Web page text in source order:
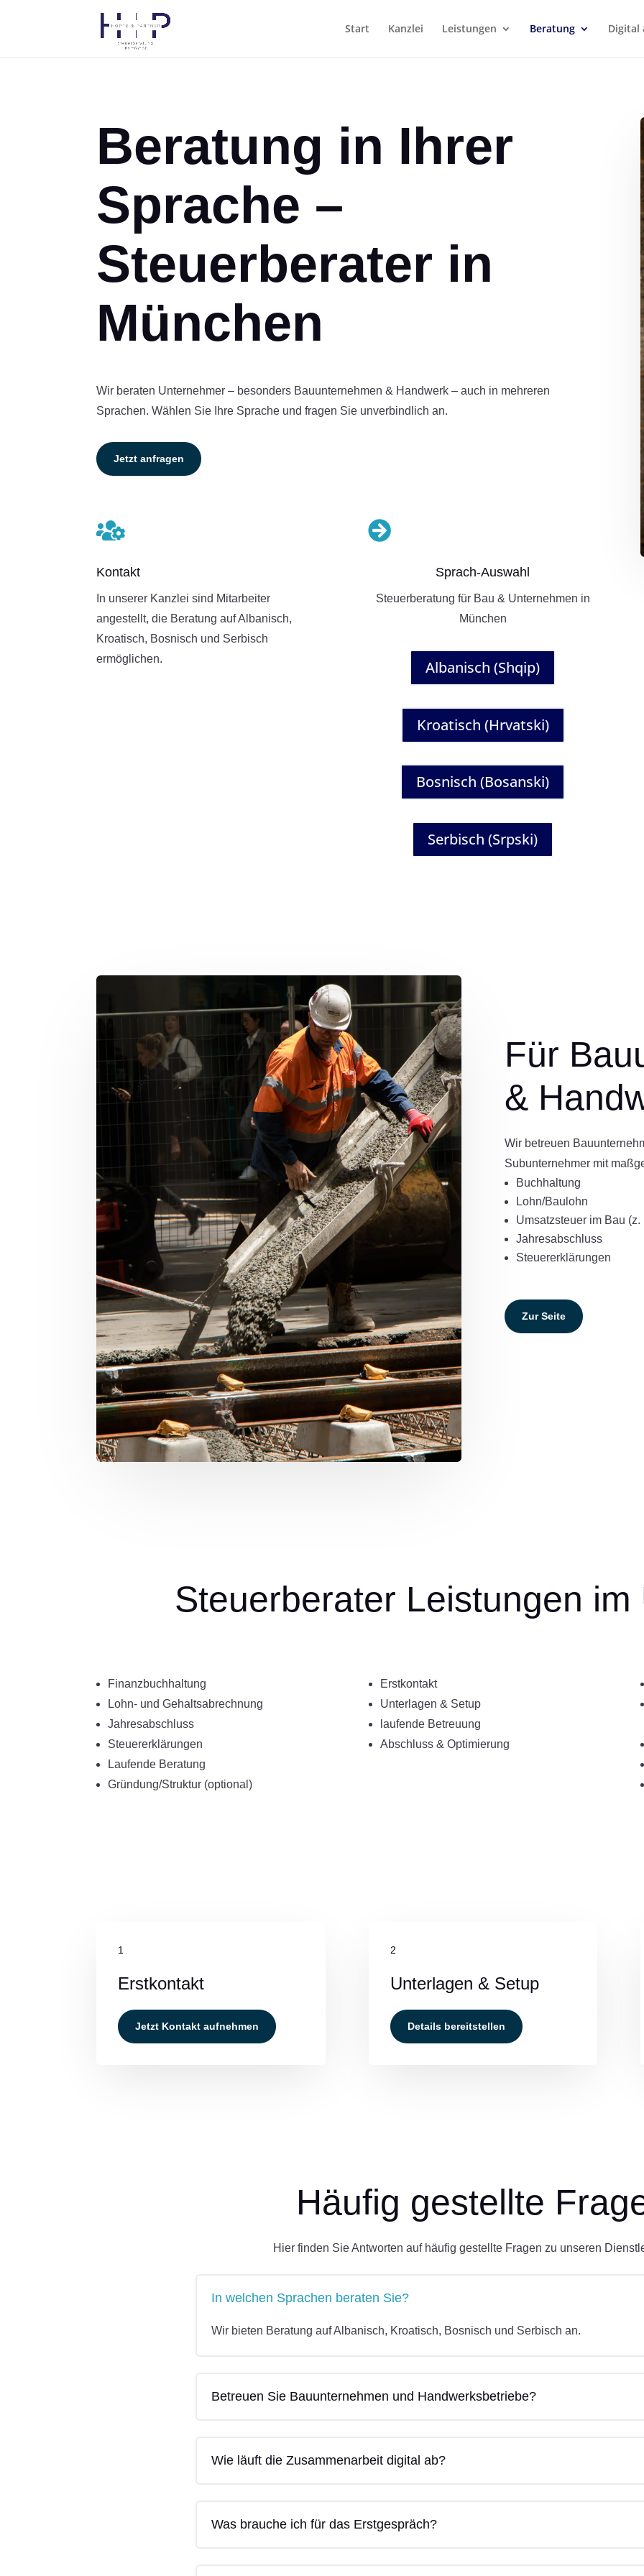
Start Kanzlei Leistungen Beratung Digital
Beratung in Ihrer
Sprache –
Steuerberater in
München
Wir beraten Unternehmer – besonders Bauunternehmen & Handwerk – auch in mehreren
Sprachen. Wählen Sie Ihre Sprache und fragen Sie unverbindlich an.
Jetzt anfragen

Kontakt
In unserer Kanzlei sind Mitarbeiter
angestellt, die Beratung auf Albanisch,
Kroatisch, Bosnisch und Serbisch
ermöglichen.

Sprach-Auswahl
Steuerberatung für Bau & Unternehmen in
München
Albanisch (Shqip)
Kroatisch (Hrvatski)
Bosnisch (Bosanski)
Serbisch (Srpski)
Für
&
Wir betreuen
Subunternehmer mit
Buchhaltung
Lohn/Baulohn
Umsatzsteuer im Bau
Jahresabschluss
Steuererklärungen
Zur Seite
Steuerberater Leistungen im
Finanzbuchhaltung
Lohn- und Gehaltsabrechnung
Jahresabschluss
Steuererklärungen
Laufende Beratung
Gründung/Struktur (optional)
Erstkontakt
Unterlagen & Setup
laufende Betreuung
Abschluss & Optimierung
1
Erstkontakt
Jetzt Kontakt aufnehmen
2
Unterlagen & Setup
Details bereitstellen
Häufig gestellte
Hier finden Sie Antworten auf häufig gestellte Fragen zu unseren
In welchen Sprachen beraten Sie?
Wir bieten Beratung auf Albanisch, Kroatisch, Bosnisch und Serbisch an.
Betreuen Sie Bauunternehmen und Handwerksbetriebe?
Wie läuft die Zusammenarbeit digital ab?
Was brauche ich für das Erstgespräch?